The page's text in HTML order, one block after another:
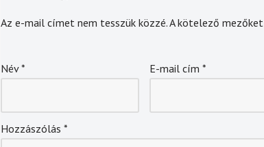
Az e-mail címet nem tesszük közzé.A kötelező mezőket
Név* E-mail cím *
Hozzászólás *